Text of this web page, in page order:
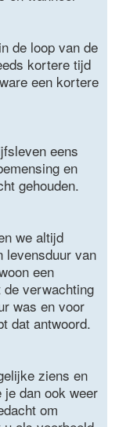
de loop van de
kortere tijd
een kortere
eens
en
gehouden.
we altijd
levensduur van
een
verwachting
was en voor
dat antwoord.
ziens en
dan ook weer
om